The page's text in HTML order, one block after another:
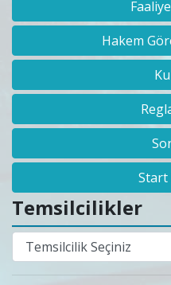
Hakem
Start
Temsilcilikler